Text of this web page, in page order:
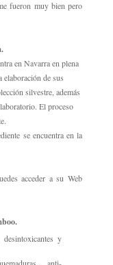
fueron muy bien pero
en Navarra en plena
elaboración de sus
silvestre, además
El proceso
se encuentra en la
acceder a su Web
, desintoxicantes y
anti-